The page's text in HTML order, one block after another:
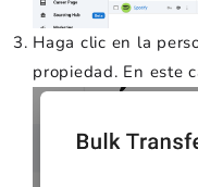
Haga clic en la
propiedad. En este